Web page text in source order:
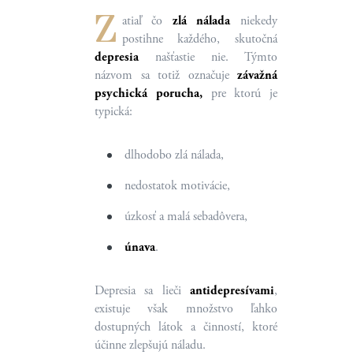
Z atiaľ čo zlá náladaniekedy
postihne každého, skutočná
depresianašťastie nie. Týmto
názvom sa totiž označuje závažná
psychická porucha,pre ktorú je
typická:
dlhodobo zlá nálada,
nedostatok motivácie,
úzkosť a malá sebadôvera,
únava.
Depresia sa lieči antidepresívami,
existuje však množstvo ľahko
dostupných látok a činností, ktoré
účinne zlepšujú náladu.